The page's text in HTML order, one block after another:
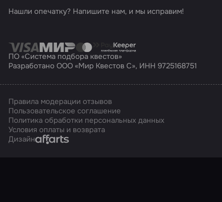
Нашли опечатку? Напишите нам, и мы исправим!
ПО «Система подбора квестов»
Разработано ООО «Мир Квестов С», ИНН 9725168751
Правила модерации отзывов
Пользовательское соглашение
Политика обработки персональных данных
Условия оплаты и возврата
ДизайнAffarts